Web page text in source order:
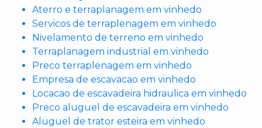
Aterro e terraplanagem em vinhedo
Servicos de terraplenagem em vinhedo
Nivelamento de terreno em vinhedo
Terraplanagem industrial em vinhedo
Preco terraplenagem em vinhedo
Empresa de escavacao em vinhedo
Locacao de escavadeira hidraulica em vinhedo
Preco aluguel de escavadeira em vinhedo
Aluguel de trator esteira em vinhedo